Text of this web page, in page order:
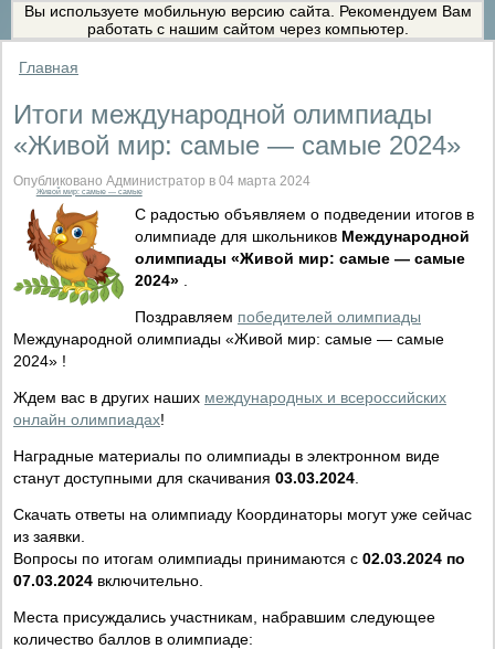
Вы используете мобильную версию сайта. Рекомендуем Вам
работать с нашим сайтом через компьютер.
Главная
Итоги международной олимпиады
«Живой мир: самые — самые 2024»
Опубликовано Администратор в 04 марта 2024
Живой мир: самые — самые
С радостью объявляем о подведении итогов в
олимпиаде для школьников Международной
олимпиады «Живой мир: самые — самые
2024»
Поздравляем победителей олимпиады
Международной олимпиады «Живой мир: самые — самые
2024» !
Ждем вас в других наших международных и всероссийских
онлайн олимпиадах!
Наградные материалы по олимпиады в электронном виде
станут доступными для скачивания 03.03.2024
Скачать ответы на олимпиаду Координаторы могут уже сейчас
из заявки.
Вопросы по итогам олимпиады принимаются с 02.03.2024 по
07.03.2024 включительно.
Места присуждались участникам, набравшим следующее
количество баллов в олимпиаде: